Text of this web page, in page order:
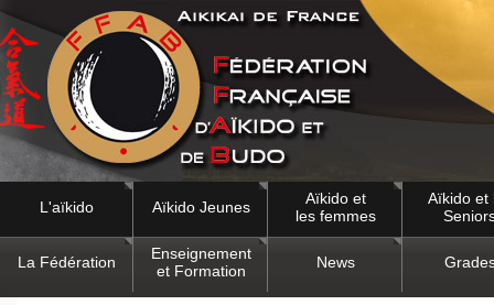
L'aïkido Aïkido Jeunes
Aïkido et
les femmes
Aïkido et
La Fédération
Enseignement
et Formation
News